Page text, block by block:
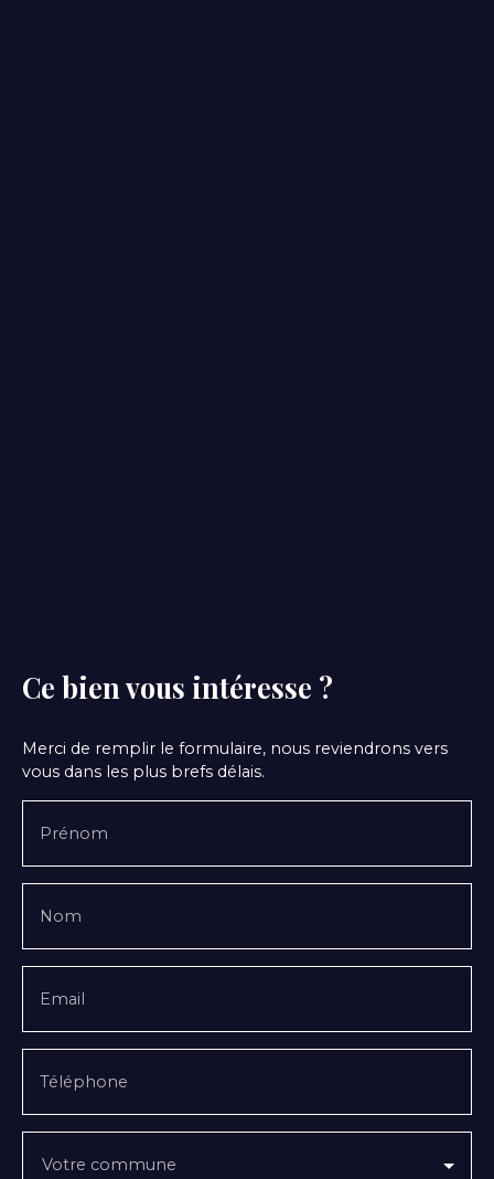
Ce bien vous intéresse ?
Merci de remplir le formulaire, nous reviendrons vers
vous dans les plus brefs délais.
Prénom
Nom
Email
Téléphone
Votre commune